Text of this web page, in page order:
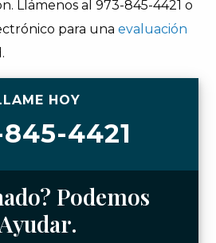
Llámenos al 973-845-4421 o
para unaevaluación
HOY
4421
Podemos
Ayudar.